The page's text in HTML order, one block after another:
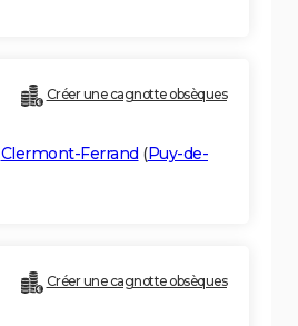
Créer une cagnotte obsèques
Clermont-Ferrand (Puy-de-
Créer une cagnotte obsèques